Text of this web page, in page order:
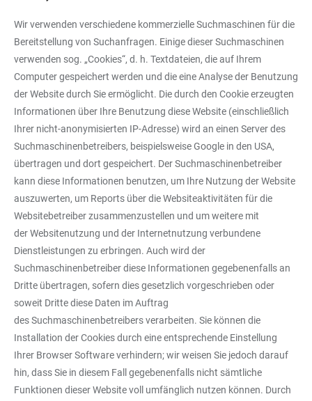
Wir verwenden verschiedene kommerzielle Suchmaschinen für die
Bereitstellung von Suchanfragen. Einige dieser Suchmaschinen
verwenden sog. „Cookies“, d. h. Textdateien, die auf Ihrem
Computer gespeichert werden und die eine Analyse der Benutzung
der Website durch Sie ermöglicht. Die durch den Cookie erzeugten
Informationen über Ihre Benutzung diese Website (einschließlich
Ihrer nicht-anonymisierten IP-Adresse) wird an einen Server des
Suchmaschinenbetreibers, beispielsweise Google in den USA,
übertragen und dort gespeichert. Der Suchmaschinenbetreiber
kann diese Informationen benutzen, um Ihre Nutzung der Website
auszuwerten, um Reports über die Websiteaktivitäten für die
Websitebetreiber zusammenzustellen und um weitere mit
der Websitenutzung und der Internetnutzung verbundene
Dienstleistungen zu erbringen. Auch wird der
Suchmaschinenbetreiber diese Informationen gegebenenfalls an
Dritte übertragen, sofern dies gesetzlich vorgeschrieben oder
soweit Dritte diese Daten im Auftrag
des Suchmaschinenbetreibers verarbeiten. Sie können die
Installation der Cookies durch eine entsprechende Einstellung
Ihrer Browser Software verhindern; wir weisen Sie jedoch darauf
hin, dass Sie in diesem Fall gegebenenfalls nicht sämtliche
Funktionen dieser Website voll umfänglich nutzen können. Durch